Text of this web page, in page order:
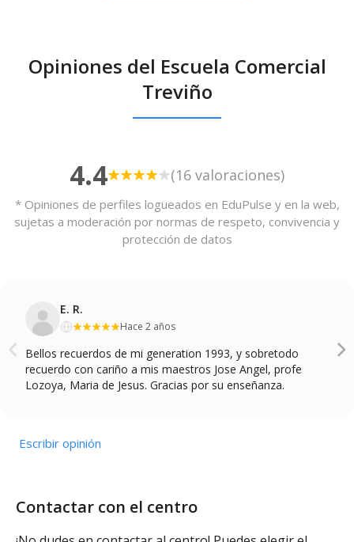
Opiniones del Escuela Comercial
Treviño
4.4 (16 valoraciones)
* Opiniones de perfiles logueados en EduPulse y en la web,
sujetas a moderación por normas de respeto, convivencia y
protección de datos
E. R.
Hace 2 años
Bellos recuerdos de mi generation 1993, y sobretodo
recuerdo con cariño a mis maestros Jose Angel, profe
Lozoya, Maria de Jesus. Gracias por su enseñanza.
Escribir opinión
Contactar con el centro